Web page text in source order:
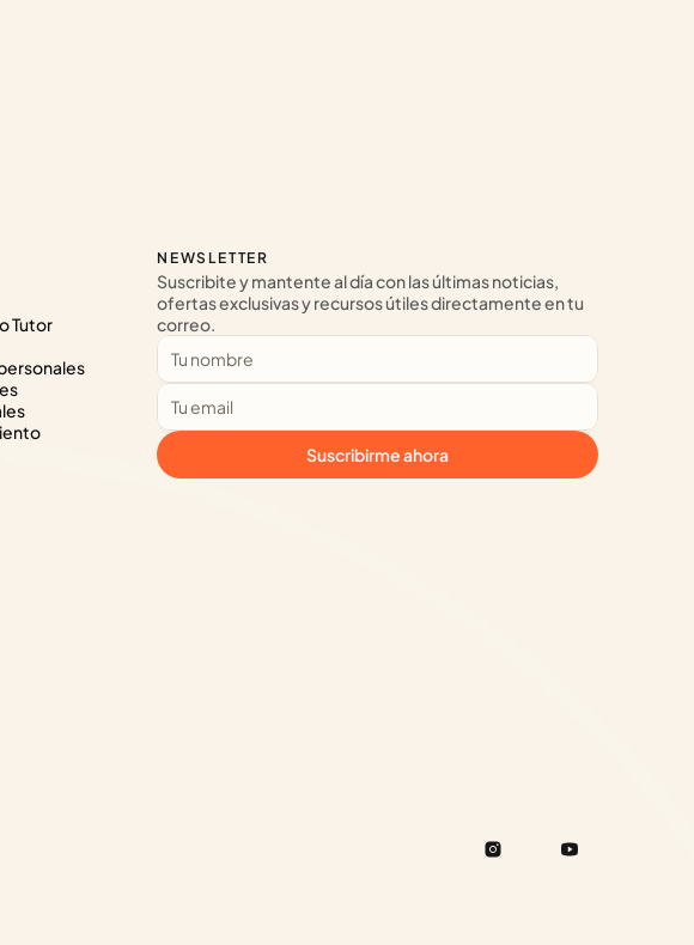
Tutor
NEWSLETTER
Suscribite y mantente al día con las últimas noticias,
ofertas exclusivas y recursos útiles directamente en tu
correo.
Suscribirme ahora